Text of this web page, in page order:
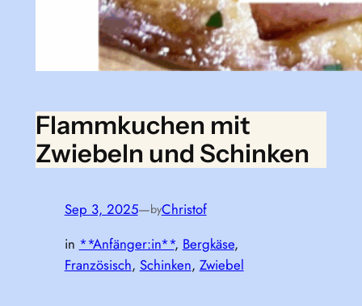
Flammkuchen mit
Zwiebeln und Schinken
Sep 3, 2025—byChristof
in **Anfänger:in**, Bergkäse
Französisch, Schinken, Zwiebel